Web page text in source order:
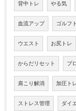
背中トレ やる気
血流アップ ゴルフ
ウエスト お尻トレ
からだリセット プ
肩こり解消 加圧ト
ストレス管理 ダイ